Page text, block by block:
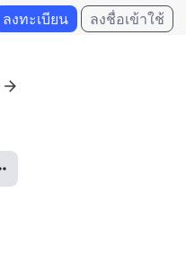
ลงทะเบียน ลงชื่อเข้าใช้